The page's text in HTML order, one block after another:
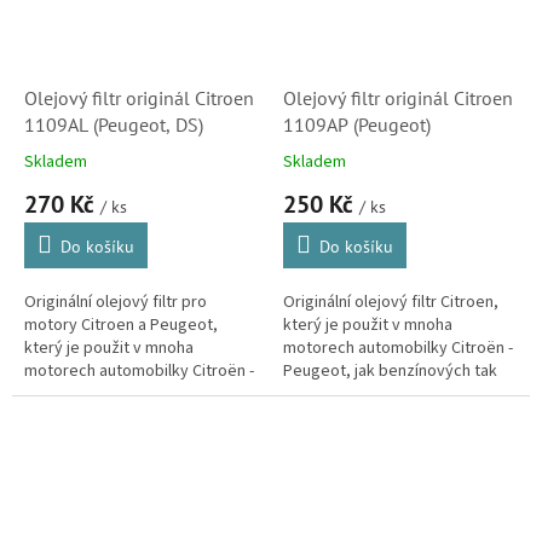
Olejový filtr originál Citroen
1109AL (Peugeot, DS)
Skladem
270 Kč / ks
Do košíku
Originální olejový filtr pro
motory Citroen a Peugeot,
který je použit v mnoha
motorech automobilky Citroën -
Peugeot, jak benzínových tak
Olejový filtr originál Citroen
1109AP (Peugeot)
Skladem
250 Kč / ks
Do košíku
Originální olejový filtr Citroen,
který je použit v mnoha
motorech automobilky Citroën -
Peugeot, jak benzínových tak
dieselových.